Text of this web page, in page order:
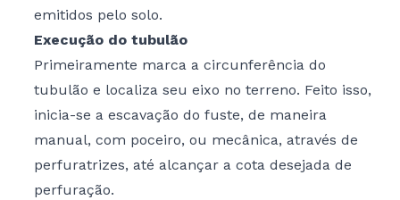
emitidos pelo solo.
Execução do tubulão
Primeiramente marca a circunferência do
tubulão e localiza seu eixo no terreno. Feito isso,
inicia-se a escavação do fuste, de maneira
manual, com poceiro, ou mecânica, através de
perfuratrizes, até alcançar a cota desejada de
perfuração.